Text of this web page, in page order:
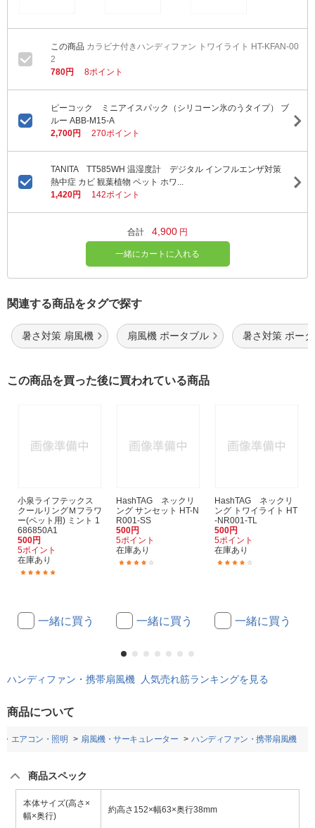
カラビナ付きハンディファン トワイライト HT-KFAN-00
2
780円
8ポイント
ピーコック ミニアイスパック（シリコーン氷のうタイプ） ブ
ルー ABB-M15-A
2,700円
270ポイント
TANITA TT585WH 温湿度計 デジタル インフルエンザ対策
熱中症 カビ 観葉植物 ペット ホワ...
1,420円
142ポイント
合計 4,900 円
一緒にカートに入れる
関連する商品をタグで探す
暑さ対策 扇風機 扇風機 ポータブル 暑さ対策 ポー
この商品を買った後に買われている商品
小泉ライフテックス
クールリングＭフラワ
ー(ペット用) ミント 1
686850A1
500円
5ポイント
在庫あり
一緒に買う
HashTAG ネックリ
ング サンセット HT-N
R001-SS
500円
5ポイント
在庫あり
一緒に買う
HashTAG ネックリ
ング トワイライト HT
-NR001-TL
500円
5ポイント
在庫あり
一緒に買う
ハンディファン・携帯扇風機 人気売れ筋ランキングを見る
商品について
・エアコン・照明 扇風機・サーキュレーター ハンディファン・携帯扇風機
商品スペック
本体サイズ(高さ×
幅×奥行)
約高さ152×幅63×奥行38mm